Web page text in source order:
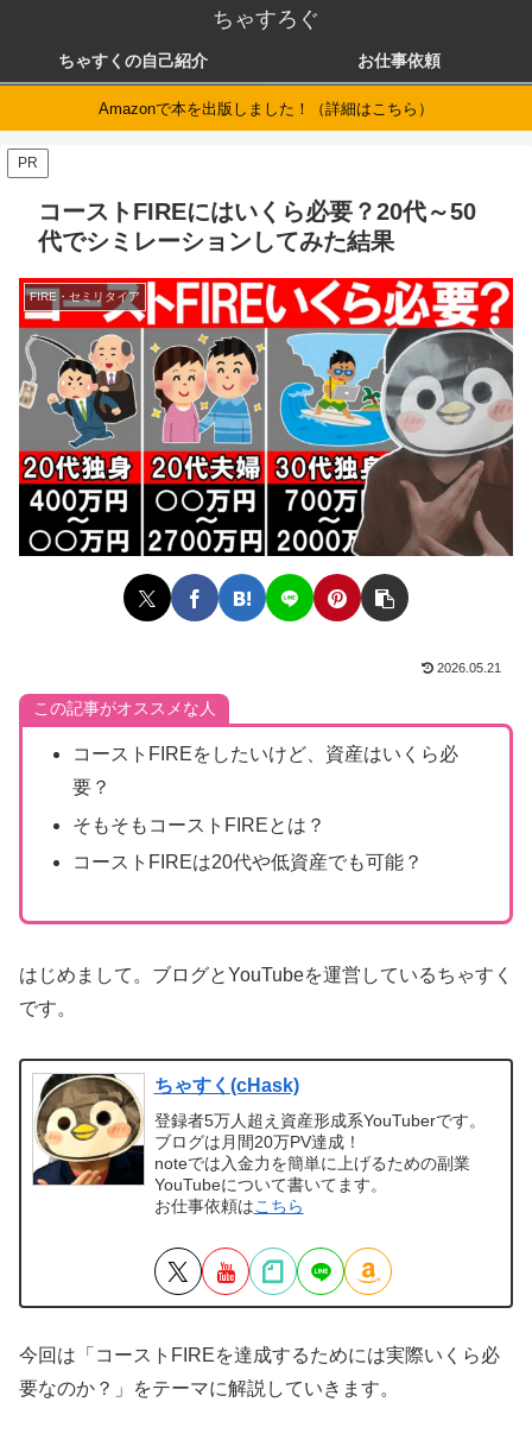
ちゃすろぐ
ちゃすくの自己紹介 お仕事依頼
Amazonで本を出版しました！（詳細はこちら）
PR
コーストFIREにはいくら必要？20代～50
代でシミレーションしてみた結果
FIRE・セミリタイア
2026.05.21
この記事がオススメな人
コーストFIREをしたいけど、資産はいくら必
要？
そもそもコーストFIREとは？
コーストFIREは20代や低資産でも可能？
はじめまして。ブログとYouTubeを運営しているちゃすく
です。
ちゃすく(cHask)
登録者5万人超え資産形成系YouTuberです。
ブログは月間20万PV達成！
noteでは入金力を簡単に上げるための副業
YouTubeについて書いてます。
お仕事依頼はこちら
今回は「コーストFIREを達成するためには実際いくら必
要なのか？」をテーマに解説していきます。